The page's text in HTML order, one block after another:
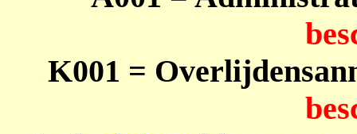
K001 =